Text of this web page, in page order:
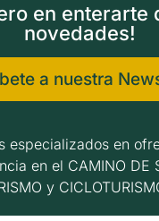
en enterarte
novedades!
a nuestra
especializados en
en el CAMINO DE
y